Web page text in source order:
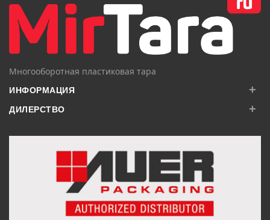
Многооборотная пластиковая тара
ИНФОРМАЦИЯ +
ДИЛЕРСТВО +